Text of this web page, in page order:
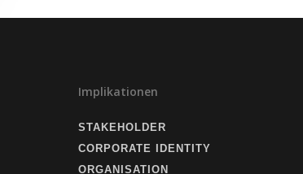
Implikationen
STAKEHOLDER
CORPORATE IDENTITY
ORGANISATION